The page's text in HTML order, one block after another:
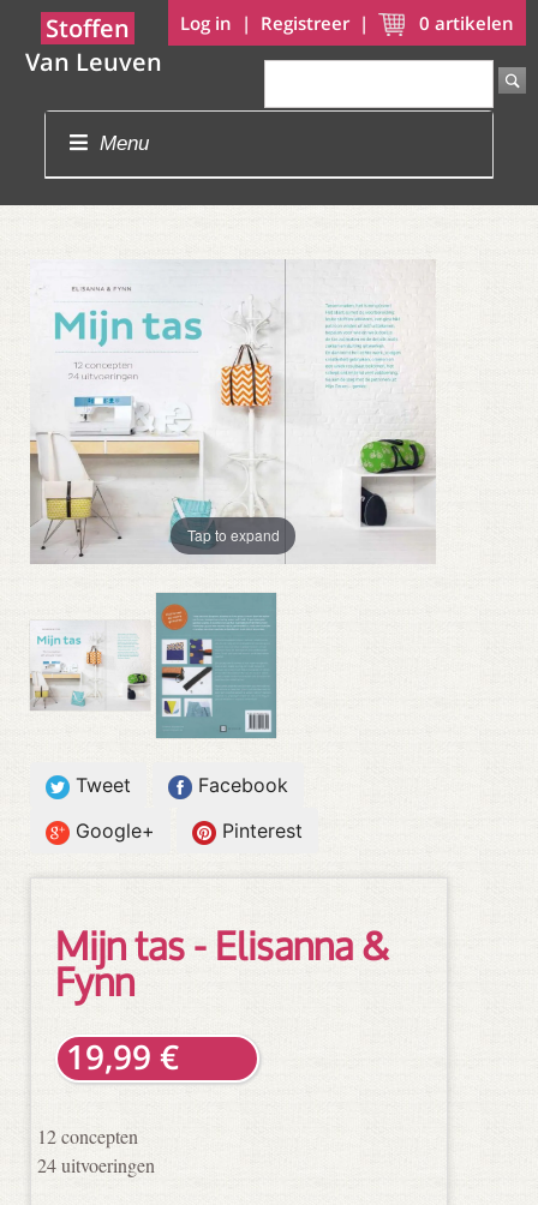
Log in | Registreer | 0 artikelen
Stoffen
Van Leuven
Menu
Tap to expand
Tweet
Facebook
Google+
Pinterest
Mijn tas - Elisanna &
Fynn
19,99 €
12 concepten
24 uitvoeringen